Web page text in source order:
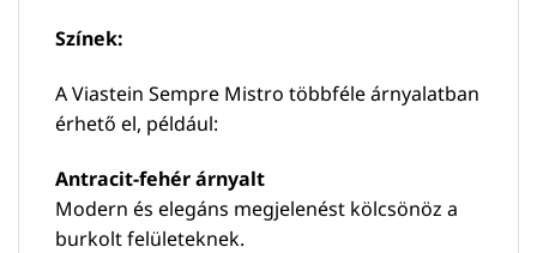
Színek:
A Viastein Sempre Mistro többféle árnyalatban
érhető el, például:
Antracit-fehér árnyalt
Modern és elegáns megjelenést kölcsönöz a
burkolt felületeknek.